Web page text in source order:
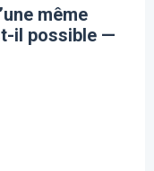
même
il possible —